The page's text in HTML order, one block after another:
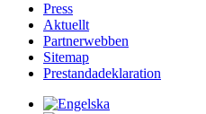
Press
Aktuellt
Partnerwebben
Sitemap
Prestandadeklaration